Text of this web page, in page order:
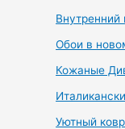
Внутренний
Обои в
Кожаные
Уютный